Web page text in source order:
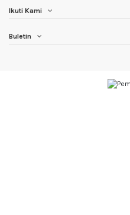
Ikuti Kami
Buletin